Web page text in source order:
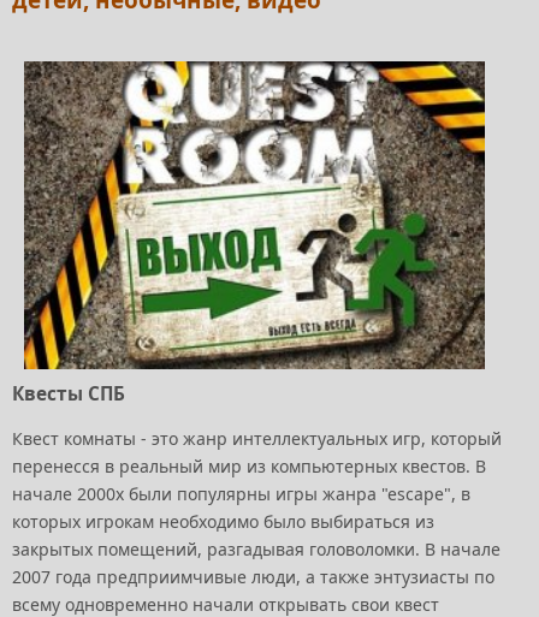
Квесты СПБ
Квест комнаты - это жанр интеллектуальных игр, который
перенесся в реальный мир из компьютерных квестов. В
начале 2000х были популярны игры жанра "еscape", в
которых игрокам необходимо было выбираться из
закрытых помещений, разгадывая головоломки. В начале
2007 года предприимчивые люди, а также энтузиасты по
всему одновременно начали открывать свои квест